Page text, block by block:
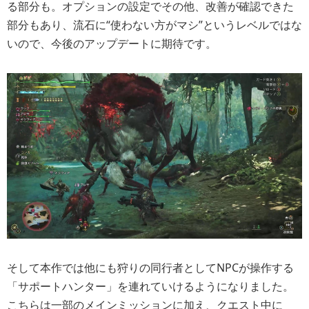
る部分も。オプションの設定でその他、改善が確認できた
部分もあり、流石に“使わない方がマシ”というレベルではな
いので、今後のアップデートに期待です。
そして本作では他にも狩りの同行者としてNPCが操作する
「サポートハンター」を連れていけるようになりました。
こちらは一部のメインミッションに加え、クエスト中に